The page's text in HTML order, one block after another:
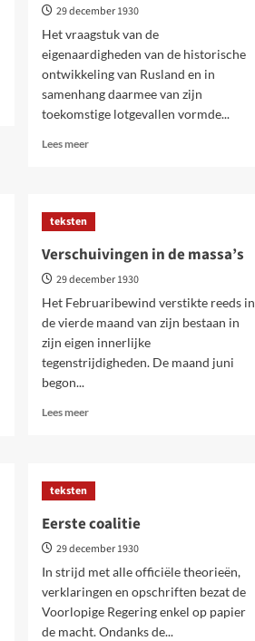
29 december 1930
Het vraagstuk van de
eigenaardigheden van de historische
ontwikkeling van Rusland en in
samenhang daarmee van zijn
toekomstige lotgevallen vormde...
Lees meerLees
1.
het
hoofdstuk
‘Eigenaardigheden
ontwikkeling
van
Rusland’
teksten
Verschuivingen in de massa’s
29 december 1930
Het Februaribewind verstikte reeds in
de vierde maand van zijn bestaan in
zijn eigen innerlijke
tegenstrijdigheden. De maand juni
begon...
Lees meerLees
in
teksten
Eerste coalitie
29 december 1930
In strijd met alle officiële theorieën,
verklaringen en opschriften bezat de
Voorlopige Regering enkel op papier
de macht. Ondanks de...